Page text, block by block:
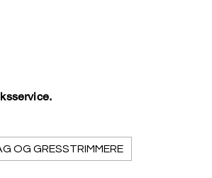
OG GRESSTRIMMERE